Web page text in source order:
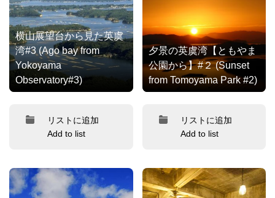
横山展望台から見た英虞
湾#3 (Ago bay from
Yokoyama
Observatory#3)
リストに追加
Add to list
夕景の英虞湾【ともやま
公園から】#２ (Sunset
from Tomoyama Park #2)
リストに追加
Add to list